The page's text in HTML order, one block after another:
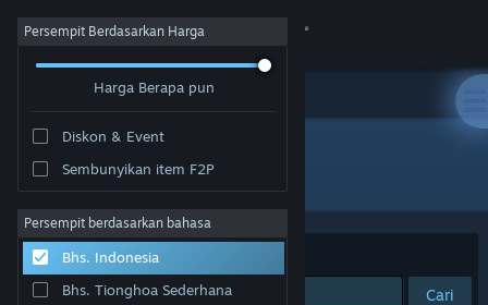
Login
Tentang
Bantuan
Persempit Berdasarkan Harga
Harga Berapa pun
Diskon & Event
Sembunyikan item F2P
Persempit berdasarkan bahasa
Bhs. Indonesia
Bhs. Tionghoa Sederhana
Pengembang: Memes Games
Berdasarkan Relevansi
Cari